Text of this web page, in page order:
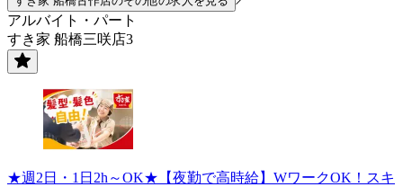
アルバイト・パート
すき家 船橋三咲店3
★週2日・1日2h～OK★【夜勤で高時給】WワークOK！スキ